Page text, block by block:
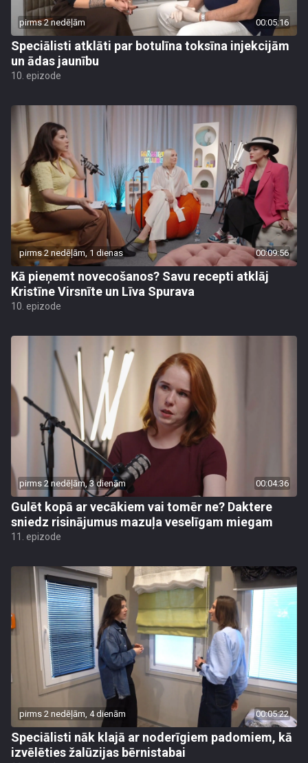
pirms 2 nedēļām 00:05:16
Speciālisti atklāti par botulīna toksīna injekcijām
un ādas jaunību
10. epizode
pirms 2 nedēļām, 1 dienas 00:09:56
Kā pieņemt novecošanos? Savu recepti atklāj
Kristīne Virsnīte un Līva Spurava
10. epizode
pirms 2 nedēļām, 3 dienām 00:04:36
Gulēt kopā ar vecākiem vai tomēr ne? Daktere
sniedz risinājumus mazuļa veselīgam miegam
11. epizode
pirms 2 nedēļām, 4 dienām 00:05:22
Speciālisti nāk klajā ar noderīgiem padomiem, kā
izvēlēties žalūzijas bērnistabai